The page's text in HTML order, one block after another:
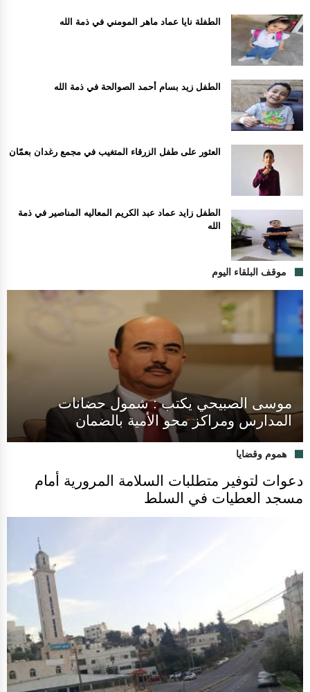
الطفلة نايا عماد ماهر المومني في ذمة الله
الطفل زيد بسام أحمد الصوالحة في ذمة الله
العثور على طفل الزرقاء المتغيب في مجمع رغدان بعمّان
الطفل زايد عماد عبد الكريم المعاليه المناصير في ذمة
الله
موقف البلقاء اليوم
موسى الصبيحي يكتب : شمول حضانات
المدارس ومراكز محو الأمية بالضمان
هموم وقضايا
دعوات لتوفير متطلبات السلامة المرورية أمام
مسجد العطيات في السلط